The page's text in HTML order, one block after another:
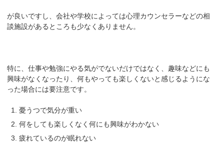
が良いですし、会社や学校によっては心理カウンセラーなどの相
談施設があるところも少なくありません。
特に、仕事や勉強にやる気がでないだけではなく、趣味などにも
興味がなくなったり、何もやっても楽しくないと感じるようにな
った場合には要注意です。
憂うつで気分が重い
何をしても楽しくなく何にも興味がわかない
疲れているのが眠れない